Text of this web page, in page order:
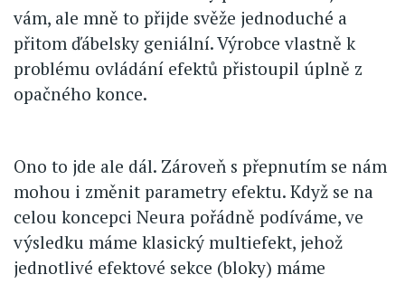
vám, ale mně to přijde svěže jednoduché a
přitom ďábelsky geniální. Výrobce vlastně k
problému ovládání efektů přistoupil úplně z
opačného konce.
Ono to jde ale dál. Zároveň s přepnutím se nám
mohou i změnit parametry efektu. Když se na
celou koncepci Neura pořádně podíváme, ve
výsledku máme klasický multiefekt, jehož
jednotlivé efektové sekce (bloky) máme